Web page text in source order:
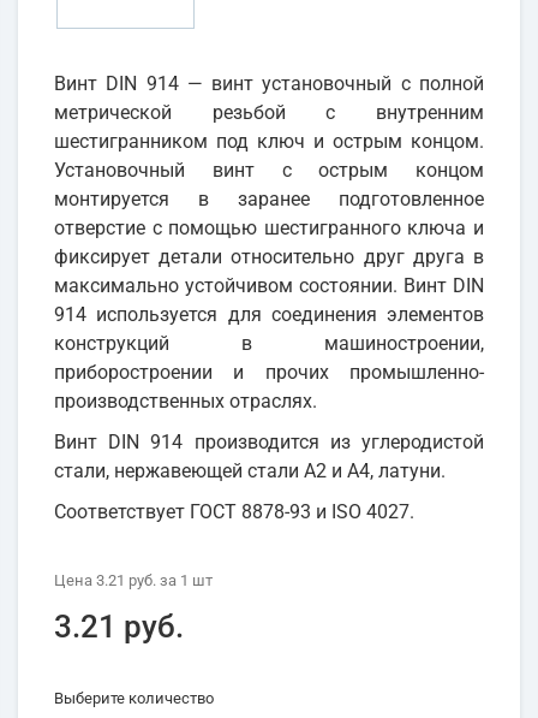
Винт DIN 914 — винт установочный с полной
метрической резьбой с внутренним
шестигранником под ключ и острым концом.
Установочный винт с острым концом
монтируется в заранее подготовленное
отверстие с помощью шестигранного ключа и
фиксирует детали относительно друг друга в
максимально устойчивом состоянии. Винт DIN
914 используется для соединения элементов
конструкций в машиностроении,
приборостроении и прочих промышленно-
производственных отраслях.
Винт DIN 914 производится из углеродистой
стали, нержавеющей стали А2 и А4, латуни.
Соответствует ГОСТ 8878-93 и ISO 4027.
Цена 3.21 руб. за 1 шт
3.21 руб.
Выберите количество